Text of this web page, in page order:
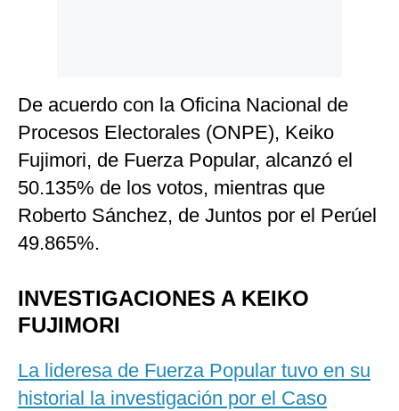
De acuerdo con la Oficina Nacional de
Procesos Electorales (ONPE), Keiko
Fujimori, de Fuerza Popular, alcanzó el
50.135% de los votos, mientras que
Roberto Sánchez, de Juntos por el Perúel
49.865%.
INVESTIGACIONES A KEIKO
FUJIMORI
La lideresa de Fuerza Popular tuvo en su
historial la investigación por el Caso